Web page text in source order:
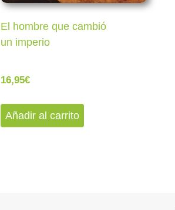
El hombre que cambió
un imperio
16,95€
Añadir al carrito